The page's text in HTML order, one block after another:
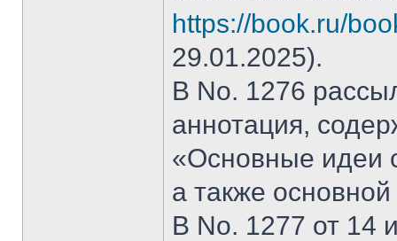
https://book.ru/
29.01.2025).
В No. 1276
аннотация,
«Основные идеи
а также
В No. 1277 от 14